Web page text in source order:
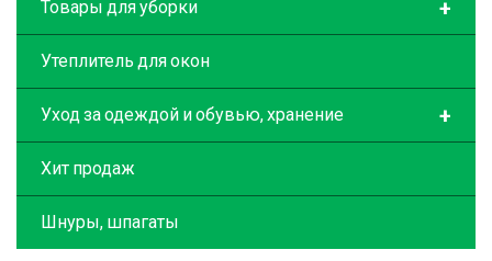
+
Товары для уборки
Утеплитель для окон
+
Уход за одеждой и обувью, хранение
Хит продаж
Шнуры, шпагаты